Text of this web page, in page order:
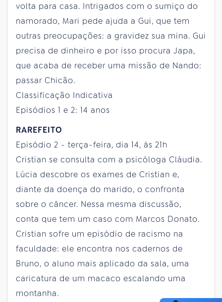
volta para casa. Intrigados com o sumiço do
namorado, Mari pede ajuda a Gui, que tem
outras preocupações: a gravidez sua mina. Gui
precisa de dinheiro e por isso procura Japa,
que acaba de receber uma missão de Nando:
passar Chicão.
Classificação Indicativa
Episódios 1 e 2: 14 anos
RAREFEITO
Episódio 2 - terça-feira, dia 14, às 21h
Cristian se consulta com a psicóloga Cláudia.
Lúcia descobre os exames de Cristian e,
diante da doença do marido, o confronta
sobre o câncer. Nessa mesma discussão,
conta que tem um caso com Marcos Donato.
Cristian sofre um episódio de racismo na
faculdade: ele encontra nos cadernos de
Bruno, o aluno mais aplicado da sala, uma
caricatura de um macaco escalando uma
montanha.